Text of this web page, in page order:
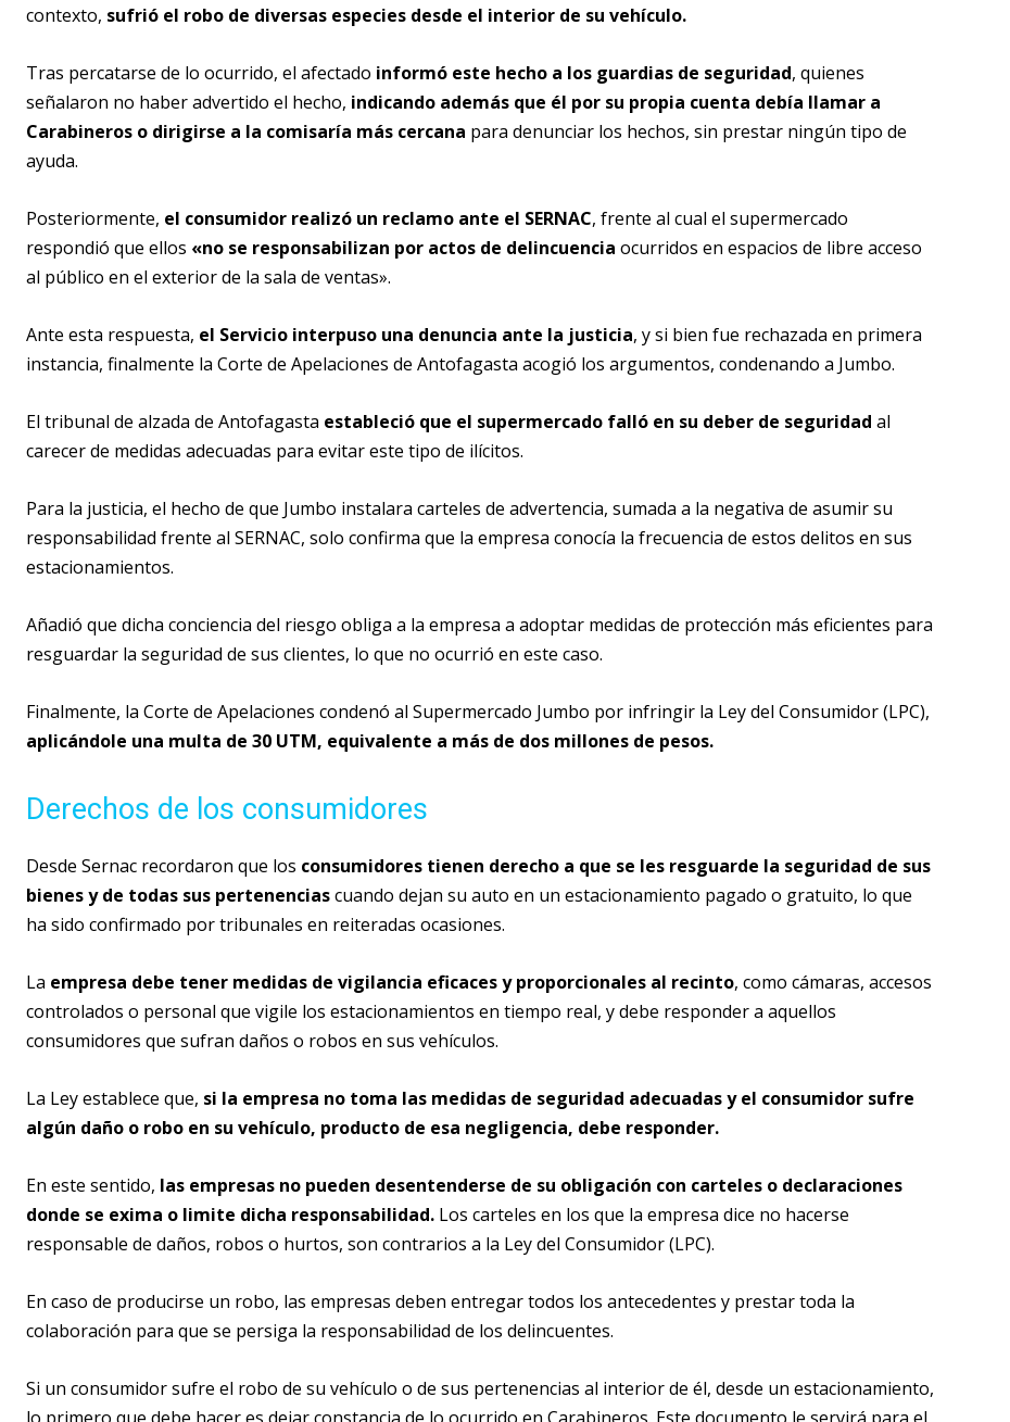
contexto, sufrió el robo de diversas especies desde el interior de su vehículo.
Tras percatarse de lo ocurrido, el afectado informó este hecho a los guardias de seguridad, quienes
señalaron no haber advertido el hecho, indicando además que él por su propia cuenta debía llamar a
Carabineros o dirigirse a la comisaría más cercana para denunciar los hechos, sin prestar ningún tipo de
ayuda.
Posteriormente, el consumidor realizó un reclamo ante el SERNAC, frente al cual el supermercado
respondió que ellos «no se responsabilizan por actos de delincuencia ocurridos en espacios de libre acceso
al público en el exterior de la sala de ventas».
Ante esta respuesta, el Servicio interpuso una denuncia ante la justicia, y si bien fue rechazada en primera
instancia, finalmente la Corte de Apelaciones de Antofagasta acogió los argumentos, condenando a Jumbo.
El tribunal de alzada de Antofagasta estableció que el supermercado falló en su deber de seguridad al
carecer de medidas adecuadas para evitar este tipo de ilícitos.
Para la justicia, el hecho de que Jumbo instalara carteles de advertencia, sumada a la negativa de asumir su
responsabilidad frente al SERNAC, solo confirma que la empresa conocía la frecuencia de estos delitos en sus
estacionamientos.
Añadió que dicha conciencia del riesgo obliga a la empresa a adoptar medidas de protección más eficientes para
resguardar la seguridad de sus clientes, lo que no ocurrió en este caso.
Finalmente, la Corte de Apelaciones condenó al Supermercado Jumbo por infringir la Ley del Consumidor (LPC),
aplicándole una multa de 30 UTM, equivalente a más de dos millones de pesos.
Derechos de los consumidores
Desde Sernac recordaron que los consumidores tienen derecho a que se les resguarde la seguridad de sus
bienes y de todas sus pertenenciascuando dejan su auto en un estacionamiento pagado o gratuito, lo que
ha sido confirmado por tribunales en reiteradas ocasiones.
La empresa debe tener medidas de vigilancia eficaces y proporcionales al recinto, como cámaras, accesos
controlados o personal que vigile los estacionamientos en tiempo real, y debe responder a aquellos
consumidores que sufran daños o robos en sus vehículos.
La Ley establece que, si la empresa no toma las medidas de seguridad adecuadas y el consumidor sufre
algún daño o robo en su vehículo, producto de esa negligencia, debe responder.
En este sentido, las empresas no pueden desentenderse de su obligación con carteles o declaraciones
donde se exima o limite dicha responsabilidad. Los carteles en los que la empresa dice no hacerse
responsable de daños, robos o hurtos, son contrarios a la Ley del Consumidor (LPC).
En caso de producirse un robo, las empresas deben entregar todos los antecedentes y prestar toda la
colaboración para que se persiga la responsabilidad de los delincuentes.
Si un consumidor sufre el robo de su vehículo o de sus pertenencias al interior de él, desde un estacionamiento,